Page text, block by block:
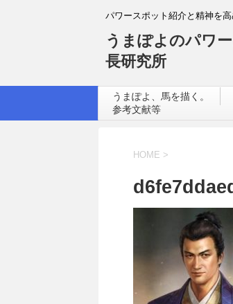
パワースポット紹介と精神を
うまぽよのパワ
長研究所
うまぽよ、馬を描く。
参考文献等
HOME >